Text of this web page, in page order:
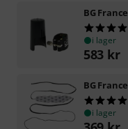
BG France
i lager
583 kr
BG France
i lager